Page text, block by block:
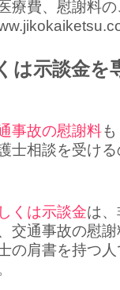
療費、慰謝料
は示談金を
事故の慰謝料
士相談を受け
くは示談金は
交通事故の慰
の肩書を持つ